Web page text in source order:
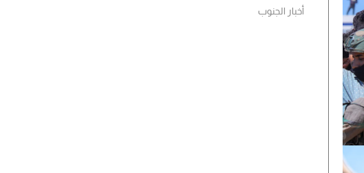
أخبار الجنوب